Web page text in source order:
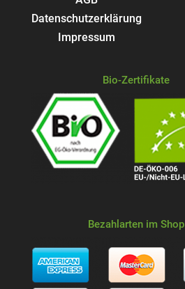
Datenschutzerklärung
Impressum
Bio-Zertifikate
Bezahlarten im Shop